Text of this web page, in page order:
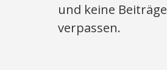
und keine Beiträge
verpassen.